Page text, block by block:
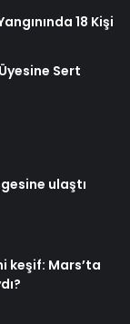
18 Kişi
Sert
ulaştı
keşif: Mars’ta